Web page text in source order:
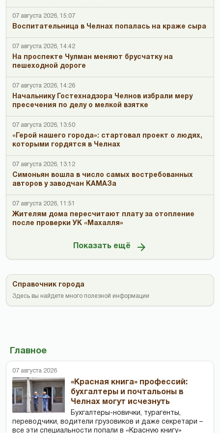
07 августа 2026, 15:07
Воспитательница в Челнах попалась на краже сыра
07 августа 2026, 14:42
На проспекте Чулман меняют брусчатку на
пешеходной дороге
07 августа 2026, 14:26
Начальнику Гостехнадзора Челнов избрали меру
пресечения по делу о мелкой взятке
07 августа 2026, 13:50
«Герой нашего города»: стартовал проект о людях,
которыми гордятся в Челнах
07 августа 2026, 13:12
Симоньян вошла в число самых востребованных
авторов у заводчан КАМАЗа
07 августа 2026, 11:51
Жителям дома пересчитают плату за отопление
после проверки УК «Махалля»
Показать ещё
Справочник города
Здесь вы найдете много полезной информации
Главное
07 августа 2026
«Красная книга» профессий:
бухгалтеры и почтальоны в
Челнах могут исчезнуть
Бухгалтеры-новички, тур­агенты,
переводчики, водители грузовиков и даже секретари –
все эти специальности попали в «Красную книгу»